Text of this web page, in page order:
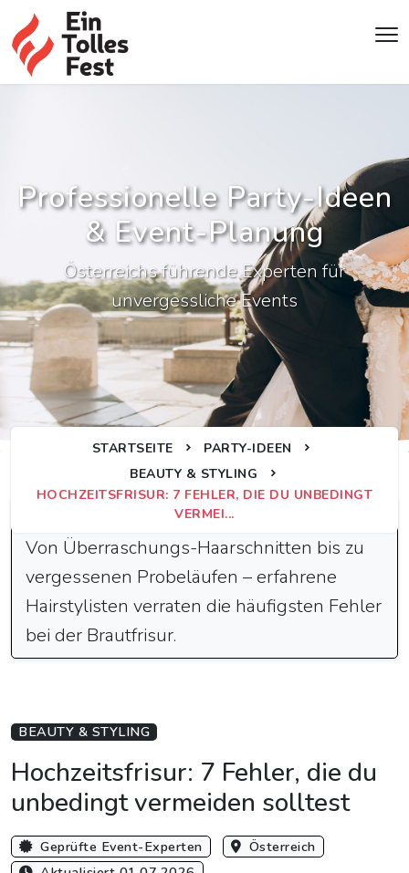
Professionelle Party-Ideen
& Event-Planung
Österreichs führende Experten für
unvergessliche Events
STARTSEITE
PARTY-IDEEN
BEAUTY & STYLING
HOCHZEITSFRISUR: 7 FEHLER, DIE DU UNBEDINGT
VERMEI...
Schnelle Antwort
Von Überraschungs-Haarschnitten bis zu
vergessenen Probeläufen – erfahrene
Hairstylisten verraten die häufigsten Fehler
bei der Brautfrisur.
BEAUTY & STYLING
Hochzeitsfrisur: 7 Fehler, die du
unbedingt vermeiden solltest
Geprüfte Event-Experten
Österreich